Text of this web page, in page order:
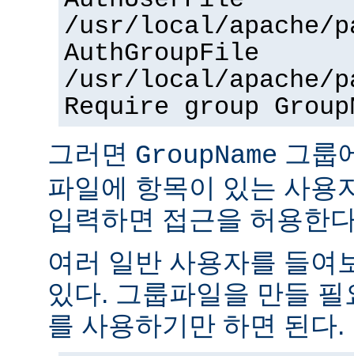
/usr/local/apache/
AuthGroupFile
/usr/local/apache/
Require group
그러면 GroupName 그룹
파일에 항목이 있는 사용
입력하면 접근을 허용한
여러 일반 사용자를 들여
있다. 그룹파일을 만들
를 사용하기만 하면 된다.